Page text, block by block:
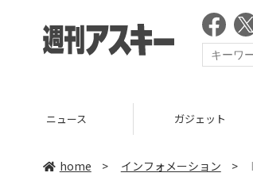
ニュース ガジェット
home > インフォメーション >